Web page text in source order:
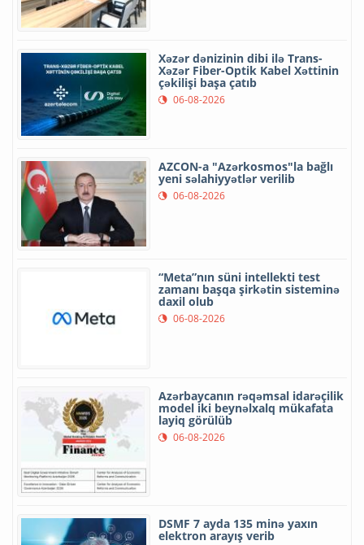
Xəzər dənizinin dibi ilə Trans-
Xəzər Fiber-Optik Kabel Xəttinin
çəkilişi başa çatıb
06-08-2026
AZCON-a "Azərkosmos"la bağlı
yeni səlahiyyətlər verilib
06-08-2026
“Meta”nın süni intellekti test
zamanı başqa şirkətin sisteminə
daxil olub
06-08-2026
Azərbaycanın rəqəmsal idarəçilik
model iki beynəlxalq mükafata
layiq görülüb
06-08-2026
DSMF 7 ayda 135 minə yaxın
elektron arayış verib